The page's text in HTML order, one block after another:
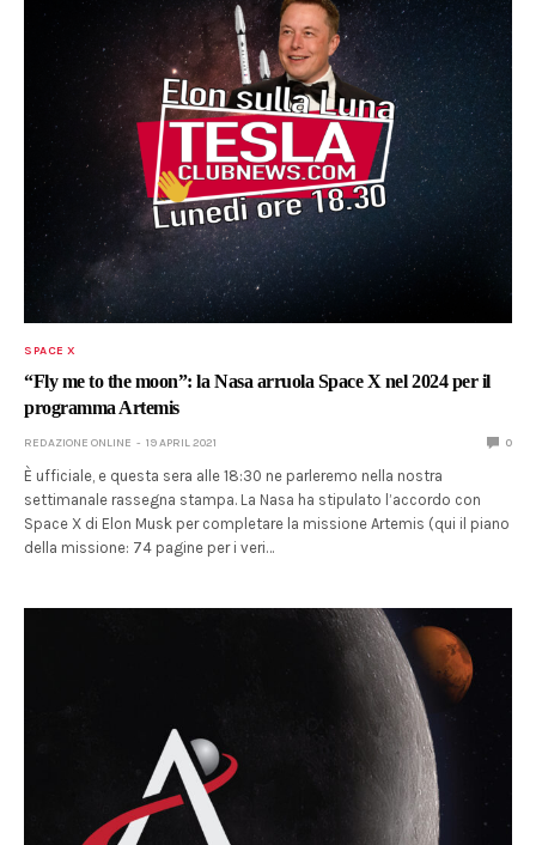
SPACE X
“Fly me to the moon”: la Nasa arruola Space X nel 2024 per il
programma Artemis
REDAZIONE ONLINE 19 APRIL 2021 0
È ufficiale, e questa sera alle 18:30 ne parleremo nella nostra
settimanale rassegna stampa. La Nasa ha stipulato l’accordo con
Space X di Elon Musk per completare la missione Artemis (qui il piano
della missione: 74 pagine per i veri…